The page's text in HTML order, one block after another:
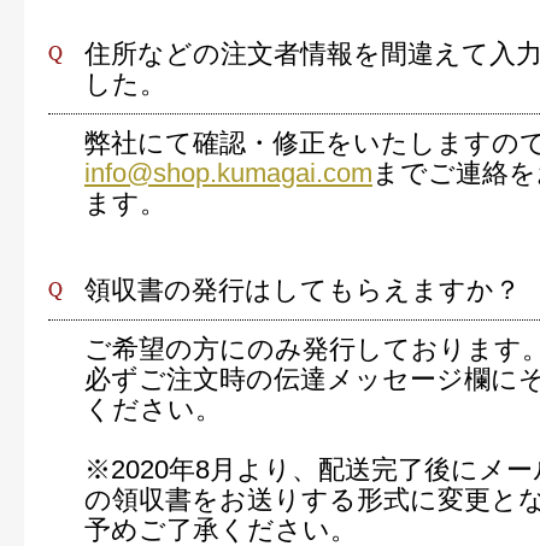
住所などの注文者情報を間違えて入
した。
弊社にて確認・修正をいたしますの
info@shop.kumagai.com までご連絡
ます。
領収書の発行はしてもらえますか？
ご希望の方にのみ発行しております
必ずご注文時の伝達メッセージ欄に
ください。
※2020年8月より、配送完了後にメ
の領収書をお送りする形式に変更と
予めご了承ください。